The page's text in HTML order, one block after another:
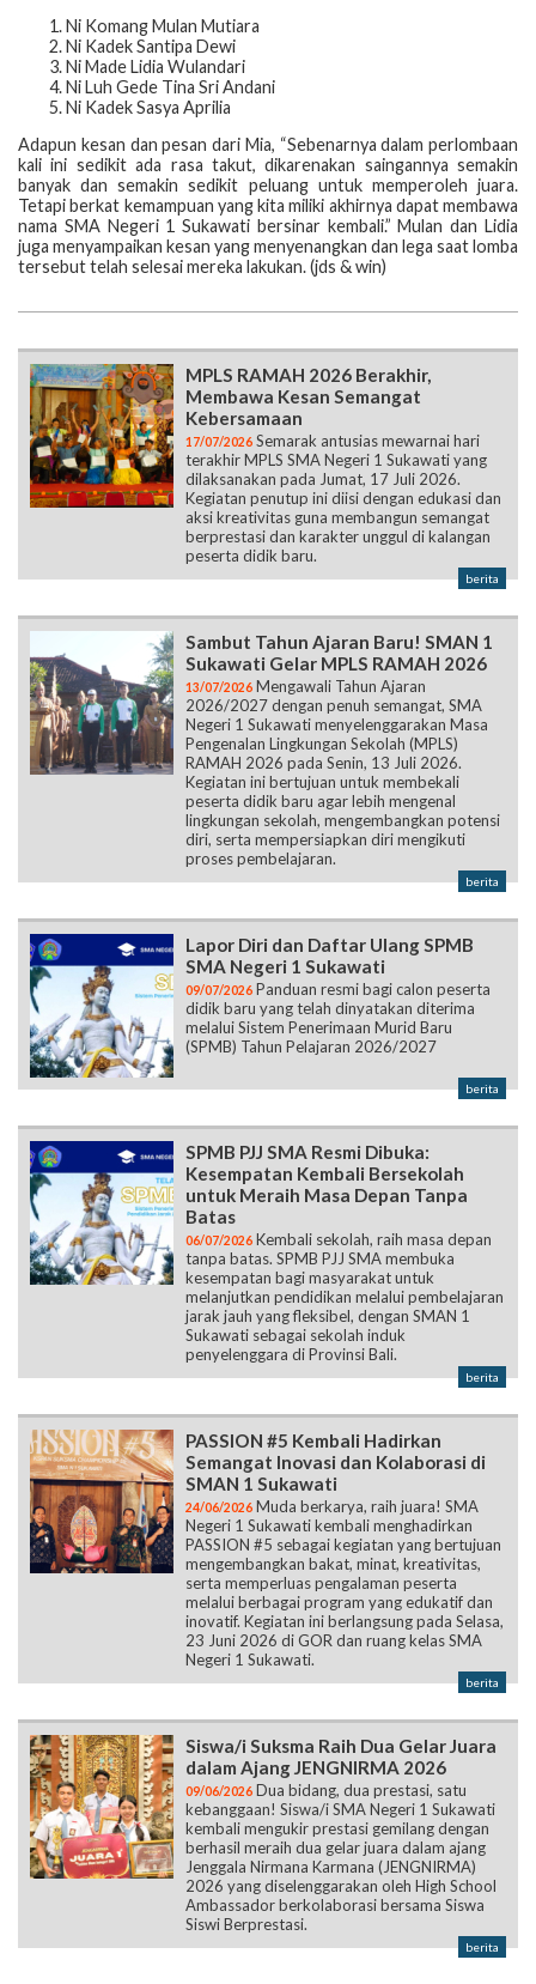
Ni Komang Mulan Mutiara
Ni Kadek Santipa Dewi
Ni Made Lidia Wulandari
Ni Luh Gede Tina Sri Andani
Ni Kadek Sasya Aprilia
Adapun kesan dan pesan dari Mia, “Sebenarnya dalam perlombaan
kali ini sedikit ada rasa takut, dikarenakan saingannya semakin
banyak dan semakin sedikit peluang untuk memperoleh juara.
Tetapi berkat kemampuan yang kita miliki akhirnya dapat membawa
nama SMA Negeri 1 Sukawati bersinar kembali.” Mulan dan Lidia
juga menyampaikan kesan yang menyenangkan dan lega saat lomba
tersebut telah selesai mereka lakukan. (jds & win)
MPLS RAMAH 2026 Berakhir,
Membawa Kesan Semangat
Kebersamaan
17/07/2026 Semarak antusias mewarnai hari
terakhir MPLS SMA Negeri 1 Sukawati yang
dilaksanakan pada Jumat, 17 Juli 2026.
Kegiatan penutup ini diisi dengan edukasi dan
aksi kreativitas guna membangun semangat
berprestasi dan karakter unggul di kalangan
peserta didik baru.
berita
Sambut Tahun Ajaran Baru! SMAN 1
Sukawati Gelar MPLS RAMAH 2026
13/07/2026 Mengawali Tahun Ajaran
2026/2027 dengan penuh semangat, SMA
Negeri 1 Sukawati menyelenggarakan Masa
Pengenalan Lingkungan Sekolah (MPLS)
RAMAH 2026 pada Senin, 13 Juli 2026.
Kegiatan ini bertujuan untuk membekali
peserta didik baru agar lebih mengenal
lingkungan sekolah, mengembangkan potensi
diri, serta mempersiapkan diri mengikuti
proses pembelajaran.
berita
Lapor Diri dan Daftar Ulang SPMB
SMA Negeri 1 Sukawati
09/07/2026 Panduan resmi bagi calon peserta
didik baru yang telah dinyatakan diterima
melalui Sistem Penerimaan Murid Baru
(SPMB) Tahun Pelajaran 2026/2027
berita
SPMB PJJ SMA Resmi Dibuka:
Kesempatan Kembali Bersekolah
untuk Meraih Masa Depan Tanpa
Batas
06/07/2026 Kembali sekolah, raih masa depan
tanpa batas. SPMB PJJ SMA membuka
kesempatan bagi masyarakat untuk
melanjutkan pendidikan melalui pembelajaran
jarak jauh yang fleksibel, dengan SMAN 1
Sukawati sebagai sekolah induk
penyelenggara di Provinsi Bali.
berita
PASSION #5 Kembali Hadirkan
Semangat Inovasi dan Kolaborasi di
SMAN 1 Sukawati
24/06/2026 Muda berkarya, raih juara! SMA
Negeri 1 Sukawati kembali menghadirkan
PASSION #5 sebagai kegiatan yang bertujuan
mengembangkan bakat, minat, kreativitas,
serta memperluas pengalaman peserta
melalui berbagai program yang edukatif dan
inovatif. Kegiatan ini berlangsung pada Selasa,
23 Juni 2026 di GOR dan ruang kelas SMA
Negeri 1 Sukawati.
berita
Siswa/i Suksma Raih Dua Gelar Juara
dalam Ajang JENGNIRMA 2026
09/06/2026 Dua bidang, dua prestasi, satu
kebanggaan! Siswa/i SMA Negeri 1 Sukawati
kembali mengukir prestasi gemilang dengan
berhasil meraih dua gelar juara dalam ajang
Jenggala Nirmana Karmana (JENGNIRMA)
2026 yang diselenggarakan oleh High School
Ambassador berkolaborasi bersama Siswa
Siswi Berprestasi.
berita